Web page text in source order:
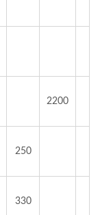
2200
250
330